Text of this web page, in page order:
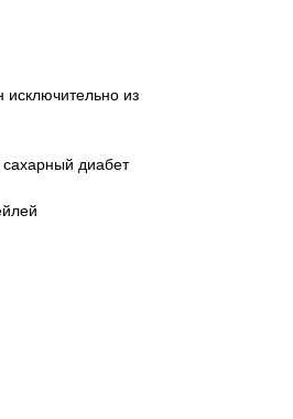
исключительно из
диабет